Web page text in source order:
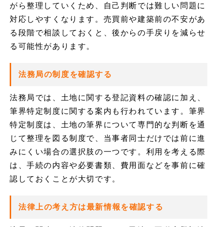
がら整理していくため、自己判断では難しい問題に
対応しやすくなります。売買前や建築前の不安があ
る段階で相談しておくと、後からの手戻りを減らせ
る可能性があります。
法務局の制度を確認する
法務局では、土地に関する登記資料の確認に加え、
筆界特定制度に関する案内も行われています。筆界
特定制度は、土地の筆界について専門的な判断を通
じて整理を図る制度で、当事者同士だけでは前に進
みにくい場合の選択肢の一つです。利用を考える際
は、手続の内容や必要書類、費用面などを事前に確
認しておくことが大切です。
法律上の考え方は最新情報を確認する